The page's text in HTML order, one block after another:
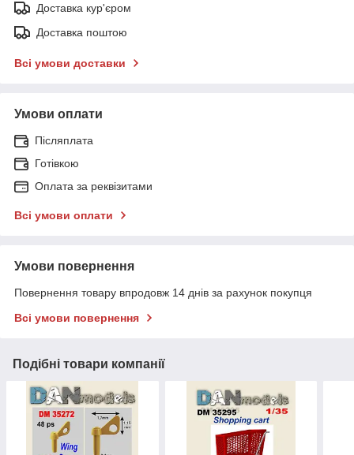
Доставка кур'єром
Доставка поштою
Всі умови доставки
Умови оплати
Післяплата
Готівкою
Оплата за реквізитами
Всі умови оплати
Умови повернення
Повернення товару впродовж 14 днів за рахунок покупця
Всі умови повернення
Подібні товари компанії